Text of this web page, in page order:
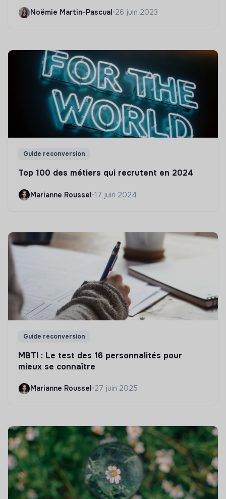
Noëmie Martin-Pascual•26 juin 2023
Guide reconversion
Top 100 des métiers qui recrutent en 2024
Marianne Roussel•17 juin 2024
Guide reconversion
MBTI : Le test des 16 personnalités pour
mieux se connaître
Marianne Roussel •27 juin 2025